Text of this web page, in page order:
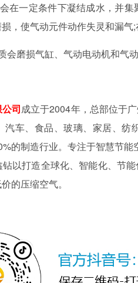
在一定条件下凝结成水，并集
，使气动元件动作失灵和漏气
会磨损气缸、气动电动机和气
司成立于2004年，总部位于
汽车、食品、玻璃、家居、
的制造行业。专注于智慧节
以打造全球化、智能化、节
的压缩空气。